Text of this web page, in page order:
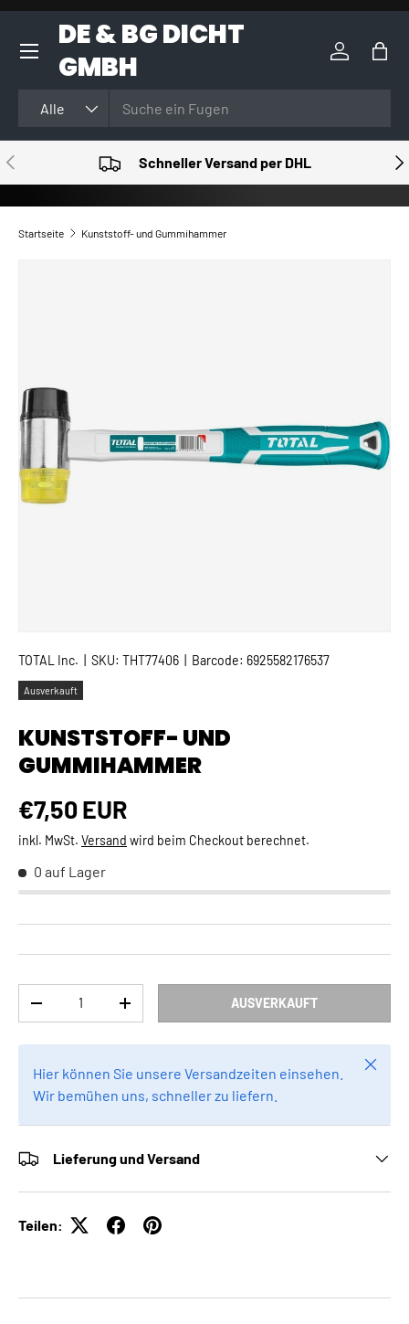
DIREKT ZUM INHALT
DE & BG DICHT
GMBH
Alle
Einloggen
VORHERIGE Schneller Versand per DHL
Startseite Kunststoff- und Gummihammer
TOTAL Inc. SKU: THT77406 Barcode: 6925582176537
Ausverkauft
KUNSTSTOFF- UND
GUMMIHAMMER
Normaler Preis
€7,50 EUR
inkl. MwSt. Versand wird beim Checkout berechnet.
0 auf Lager
MENGE VERRINGERNMENGE ERHÖHEN AUSVERKAUFT
Hier können Sie unsere Versandzeiten einsehen.
Wir bemühen uns, schneller zu liefern.
Lieferung und Versand
Teilen: